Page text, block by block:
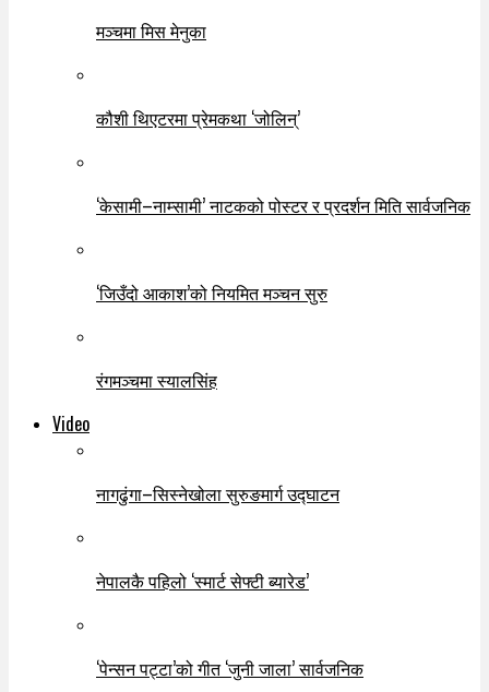
मञ्चमा मिस मेनुका
कौशी थिएटरमा प्रेमकथा ‘जोलिन्’
‘केसामी–नाम्सामी’ नाटकको पोस्टर र प्रदर्शन मिति सार्वजनिक
‘जिउँदो आकाश’को नियमित मञ्चन सुरु
रंगमञ्चमा स्यालसिंह
Video
नागढुंगा–सिस्नेखोला सुरुङमार्ग उद्घाटन
नेपालकै पहिलो ‘स्मार्ट सेफ्टी ब्यारेड’
‘पेन्सन पट्टा’को गीत ‘जुनी जाला’ सार्वजनिक